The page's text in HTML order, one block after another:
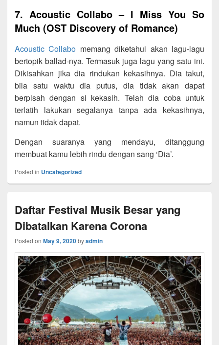
7. Acoustic Collabo – I Miss You So
Much (OST Discovery of Romance)
Acoustic Collabo memang diketahui akan lagu-lagu
bertopik ballad-nya. Termasuk juga lagu yang satu ini.
Dikisahkan jika dia rindukan kekasihnya. Dia takut,
bila satu waktu dia putus, dia tidak akan dapat
berpisah dengan si kekasih. Telah dia coba untuk
terlatih lakukan segalanya tanpa ada kekasihnya,
namun tidak dapat.
Dengan suaranya yang mendayu, ditanggung
membuat kamu lebih rindu dengan sang ‘Dia’.
Posted in Uncategorized
Daftar Festival Musik Besar yang
Dibatalkan Karena Corona
Posted on May 9, 2020byadmin